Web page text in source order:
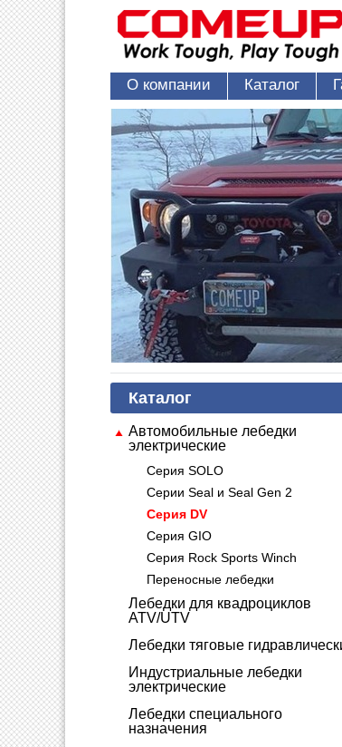
О компании Каталог
Каталог
Автомобильные лебедки
электрические
Серия SOLO
Серии Seal и Seal Gen 2
Серия DV
Серия GIO
Серия Rock Sports Winch
Переносные лебедки
Лебедки для квадроциклов
ATV/UTV
Лебедки тяговые
Индустриальные лебедки
электрические
Лебедки специального
назначения